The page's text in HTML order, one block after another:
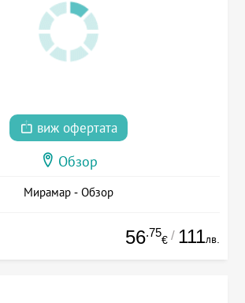
виж офертата
Обзор
Мирамар - Обзор
56.75
€ / 111лв.